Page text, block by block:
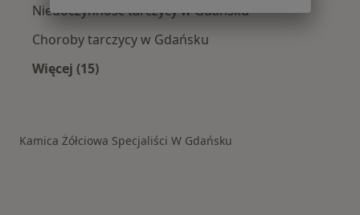
Niedoczynność tarczycy w Gdańsku
Choroby tarczycy w Gdańsku
Więcej (15)
Kamica Żółciowa Specjaliści W Gdańsku